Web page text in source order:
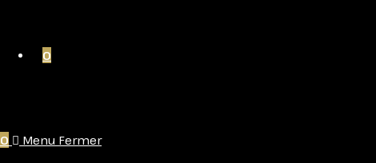
0
0 Menu Fermer